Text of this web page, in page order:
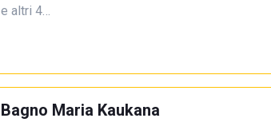
e altri 4…
Bagno Maria Kaukana